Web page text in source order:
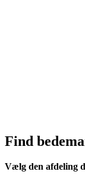
Find
Vælg den afdeling